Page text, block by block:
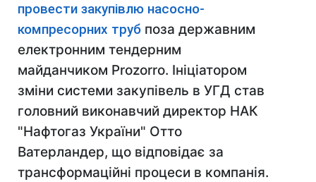
провести закупівлю насосно-
компресорних труб поза державним
електронним тендерним
майданчиком Prozorro. Ініціатором
зміни системи закупівель в УГД став
головний виконавчий директор НАК
"Нафтогаз України" Отто
Ватерландер, що відповідає за
трансформаційні процеси в компанія.